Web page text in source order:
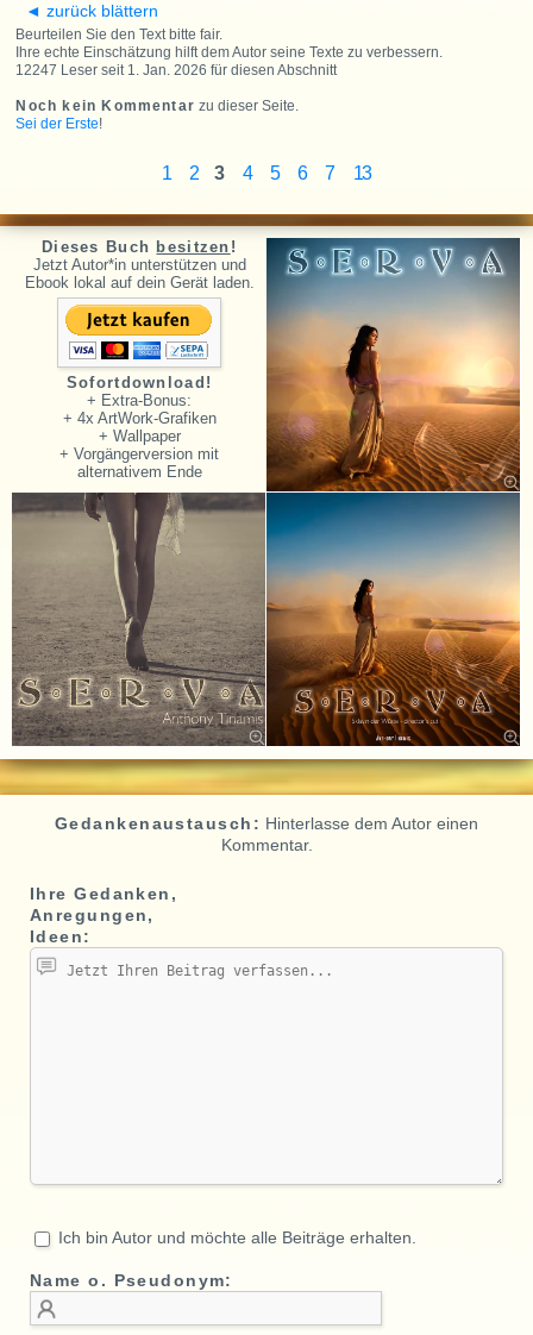
◄ zurück blättern
Beurteilen Sie den Text bitte fair.
Ihre echte Einschätzung hilft dem Autor seine Texte zu verbessern.
12247 Leser seit 1. Jan. 2026 für diesen Abschnitt
Noch kein Kommentar zu dieser Seite.
Sei der Erste!
1 2 3 4 5 6 7 13
Dieses Buch besitzen !
Jetzt Autor*in unterstützen und
Ebook lokal auf dein Gerät laden.
Sofortdownload!
+ Extra-Bonus:
+ 4x ArtWork-Grafiken
+ Wallpaper
+ Vorgängerversion mit
alternativem Ende
Gedankenaustausch: Hinterlasse dem Autor einen
Kommentar.
Ihre Gedanken,
Anregungen,
Ideen:
Ich bin Autor und möchte alle Beiträge erhalten.
Name o. Pseudonym: